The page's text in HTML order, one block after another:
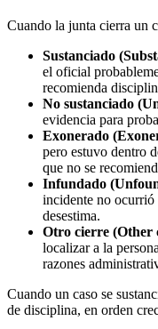
Cuando la junta cierra un
Sustanciado
el oficial
recomienda
No sustanciado
evidencia para
Exonerado
pero estuvo dentro
que no se
Infundado
incidente no ocurrió
desestima.
Otro cierre (Other
localizar a la
razones
Cuando un caso se
de disciplina, en orden